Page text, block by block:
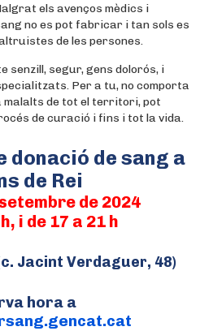
els avenços mèdics i
no es pot fabricar i tan sols es
de les persones.
senzill, segur, gens dolorós, i
Per a tu, no comporta
malalts de tot el territori, pot
de curació i fins i tot la vida.
donació de sang a
de Rei
de 2024
i de 17 a 21 h
Jacint Verdaguer, 48)
hora a